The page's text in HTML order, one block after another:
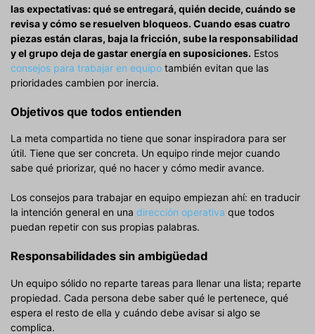
las expectativas: qué se entregará, quién decide, cuándo se
revisa y cómo se resuelven bloqueos. Cuando esas cuatro
piezas están claras, baja la fricción, sube la responsabilidad
y el grupo deja de gastar energía en suposiciones. Estos
consejos para trabajar en equipo también evitan que las
prioridades cambien por inercia.
Objetivos que todos entienden
La meta compartida no tiene que sonar inspiradora para ser
útil. Tiene que ser concreta. Un equipo rinde mejor cuando
sabe qué priorizar, qué no hacer y cómo medir avance.
Los consejos para trabajar en equipo empiezan ahí: en traducir
la intención general en una dirección operativa que todos
puedan repetir con sus propias palabras.
Responsabilidades sin ambigüedad
Un equipo sólido no reparte tareas para llenar una lista; reparte
propiedad. Cada persona debe saber qué le pertenece, qué
espera el resto de ella y cuándo debe avisar si algo se
complica.